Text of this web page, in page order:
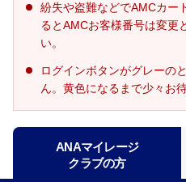
紛失や盗難などでAMCカー
るとAMCお客様番号は変更
い。
ログインボタンがグレーの
ん。黄色になるまで少々お
ANAマイレージ
クラブの方